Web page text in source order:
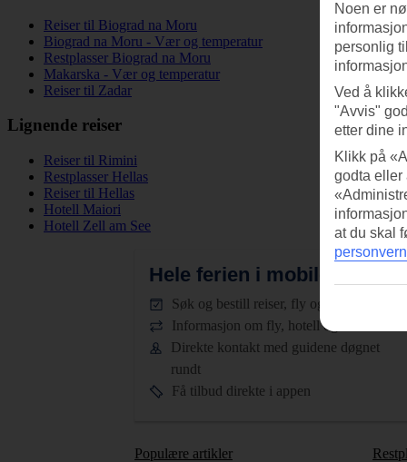
Reiser til Biograd na Moru
Biograd na Moru - Vær og temperatur
Restplasser Biograd na Moru
Makarska - Vær og temperatur
Reiser til Zadar
Lignende reiser
Reiser til Rimini
Restplasser Hellas
Reiser til Hellas
Hotell Maiori
Hotell Zell am See
Hele ferien i mobilen.
Søk og bestill reiser, fly og hotell
Informasjon om fly, hotell og transfer
Direkte kontakt med guidene døgnet
rundt
Få tilbud direkte i appen
Populære artikler
Noen er
personlig
Ved å
"Avvis"
etter dine
Klikk på
godta eller
at du skal